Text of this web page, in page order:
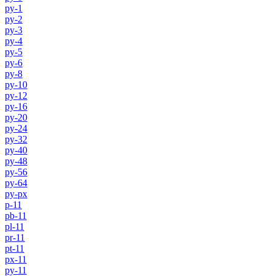
py-1
py-2
py-3
py-4
py-5
py-6
py-8
py-10
py-12
py-16
py-20
py-24
py-32
py-40
py-48
py-56
py-64
py-px
p-11
pb-11
pl-11
pr-11
pt-11
px-11
py-11